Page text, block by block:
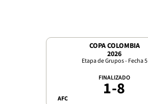
COPA COLOMBIA
2026
Etapa de Grupos - Fecha 5
AFC
FINALIZADO
1-8